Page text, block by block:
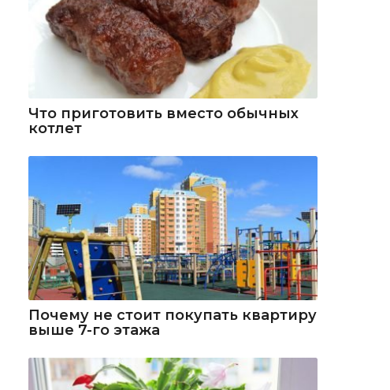
Что приготовить вместо обычных
котлет
Почему не стоит покупать квартиру
выше 7-го этажа